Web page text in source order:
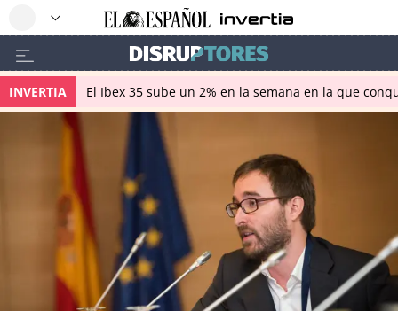
INVERTIA El Ibex 35 sube un 2% en la semana en la que